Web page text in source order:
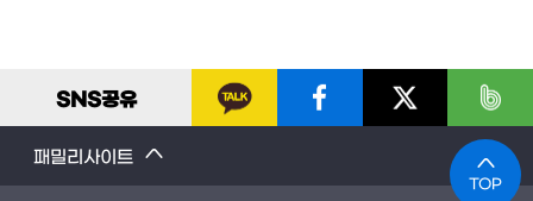
SNS공유
패밀리사이트
TOP